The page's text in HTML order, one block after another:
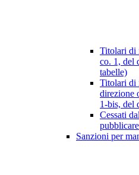
Titolari di
co. 1, del
tabelle)
Titolari di
direzione
1-bis, del
Cessati
Sanzioni per